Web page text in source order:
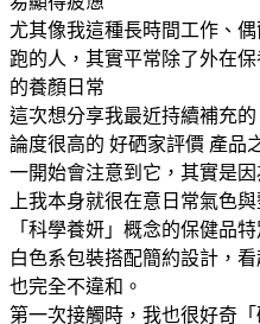
尤其像我這種長時間工作、
跑的人，其實平常除了外在
的養顏日常
這次想分享我最近持續補充的
論度很高的 好硒家評價 產品
一開始會注意到它，其實是
上我本身就很在意日常氣色
「科學養妍」概念的保健品
白色系包裝搭配簡約設計，
也完全不違和。
第一次接觸時，我也很好奇「